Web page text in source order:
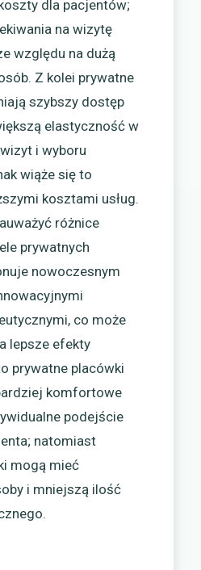
dla pacjentów;
na wizytę
względu na dużą
Z kolei prywatne
szybszy dostęp
elastyczność w
i wyboru
wiąże się to
kosztami usług.
różnice
prywatnych
nowoczesnym
co może
lepsze efekty
prywatne placówki
komfortowe
podejście
natomiast
mogą mieć
i mniejszą ilość